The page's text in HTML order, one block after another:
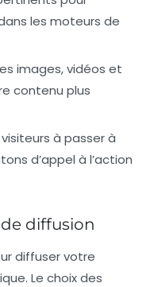
les moteurs de
images, vidéos et
contenu plus
à passer à
d’appel à l’action
diffusion
diffuser votre
Le choix des